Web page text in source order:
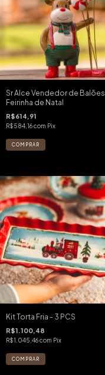
Sr Alce Vendedor de Balões
Feirinha de Natal
R$614,91
R$584,16com Pix
Kit Torta Fria - 3 PCS
R$1.100,48
R$1.045,46com Pix